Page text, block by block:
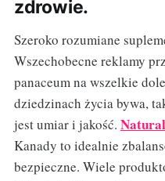
zdrowie.
Szeroko rozumiane
Wszechobecne reklamy
panaceum na wszelkie
dziedzinach życia bywa,
jest umiar i jakość.
Kanady to idealnie
bezpieczne. Wiele